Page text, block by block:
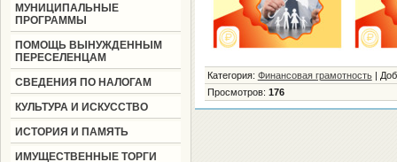
МУНИЦИПАЛЬНЫЕ
ПРОГРАММЫ
ПОМОЩЬ ВЫНУЖДЕННЫМ
ПЕРЕСЕЛЕНЦАМ
СВЕДЕНИЯ ПО НАЛОГАМ
КУЛЬТУРА И ИСКУССТВО
ИСТОРИЯ И ПАМЯТЬ
ИМУЩЕСТВЕННЫЕ ТОРГИ
Категория: Финансовая грамотность|
Просмотров: 176